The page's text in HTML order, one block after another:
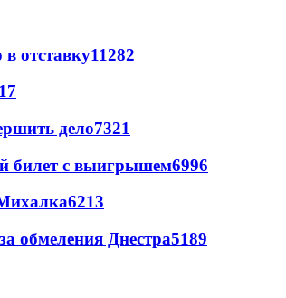
отставку11282
дело7321
билет с выигрышем6996
6213
обмеления Днестра5189